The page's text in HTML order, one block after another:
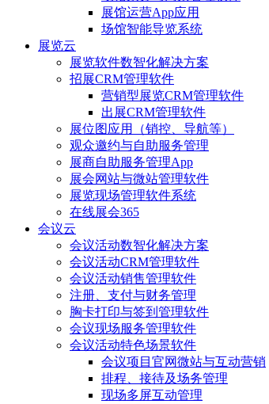
展馆运营App应用
场馆智能导览系统
展览云
展览软件数智化解决方案
招展CRM管理软件
营销型展览CRM管理软件
出展CRM管理软件
展位图应用（销控、导航等）
观众邀约与自助服务管理
展商自助服务管理App
展会网站与微站管理软件
展览现场管理软件系统
在线展会365
会议云
会议活动数智化解决方案
会议活动CRM管理软件
会议活动销售管理软件
注册、支付与财务管理
胸卡打印与签到管理软件
会议现场服务管理软件
会议活动特色场景软件
会议项目官网微站与互动营销
排程、接待及场务管理
现场多屏互动管理